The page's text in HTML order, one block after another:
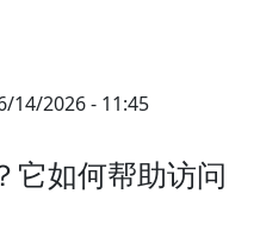
14/2026 - 11:45
它如何帮助访问